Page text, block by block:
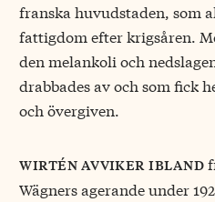
franska huvudstaden, som
fattigdom efter krigsåren.
den melankoli och
drabbades av och som fick
och övergiven.
wirtén avviker ibland
Wägners agerande under